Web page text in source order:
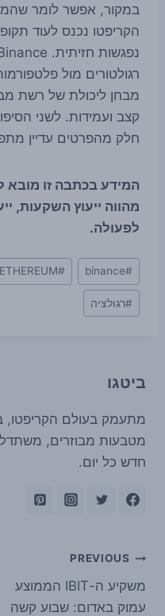
במקור, אפשר לומר
הקריפטו נכנס לעוד
מבחן ליכולת של רשת
קצב ועמידות. לשני
חלק מהפרטים עדיין
המידע בכתבה זו מובא
מהווה ייעוץ השקעות,
לפעולה.
Post
Tags:
#
binance
#
ETHEREUM
#רגולציה
ביטגו
מתעמק בעולם הקריפטו,
מטבעות מבוזרים,
חדש כל יום.
ניווט
PREVIOUS
משקיע ה-IBIT הממוצע
עמוק באדום: שבוע קשה